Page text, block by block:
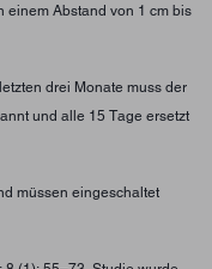
einem Abstand von 1 cm bis
drei Monate muss der
und alle 15 Tage ersetzt
müssen eingeschaltet